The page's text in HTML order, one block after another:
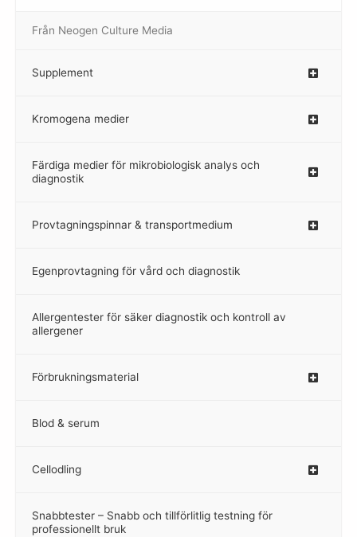
Från Neogen Culture Media
–
Supplement
–
Kromogena medier
–
Färdiga medier för mikrobiologisk analys och
diagnostik
Provtagningspinnar & transportmedium
–
Egenprovtagning för vård och diagnostik
–
Allergentester för säker diagnostik och kontroll av
allergener
–
Förbrukningsmaterial
Blod & serum
Cellodling
–
Snabbtester – Snabb och tillförlitlig testning för
professionellt bruk
–